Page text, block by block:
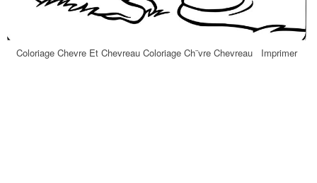
Coloriage Chevre Et Chevreau Coloriage Ch¨vre Chevreau Imprimer